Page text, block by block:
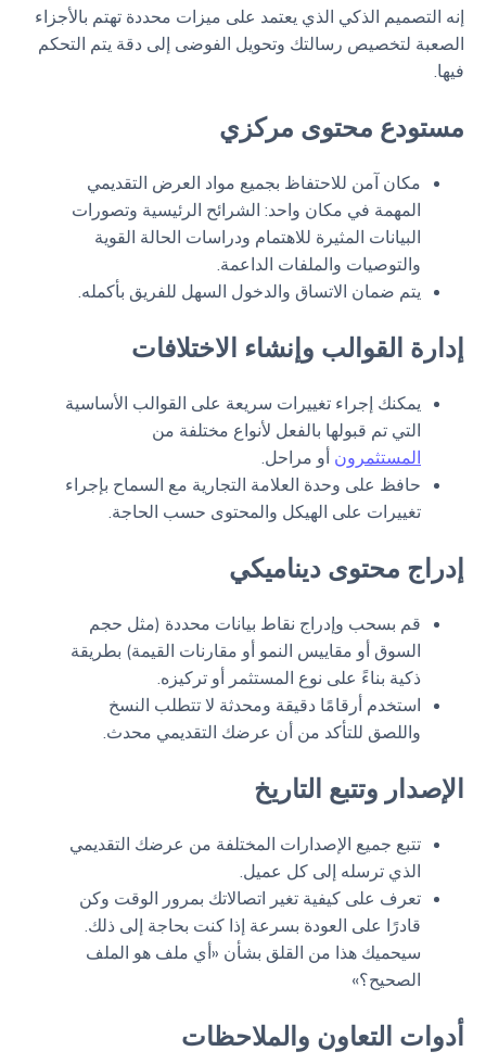
إنه التصميم الذكي الذي يعتمد على ميزات محددة تهتم بالأجزاء
الصعبة لتخصيص رسالتك وتحويل الفوضى إلى دقة يتم التحكم
فيها.
مستودع محتوى مركزي
مكان آمن للاحتفاظ بجميع مواد العرض التقديمي
المهمة في مكان واحد: الشرائح الرئيسية وتصورات
البيانات المثيرة للاهتمام ودراسات الحالة القوية
والتوصيات والملفات الداعمة.
يتم ضمان الاتساق والدخول السهل للفريق بأكمله.
إدارة القوالب وإنشاء الاختلافات
يمكنك إجراء تغييرات سريعة على القوالب الأساسية
التي تم قبولها بالفعل لأنواع مختلفة من
المستثمرون أو مراحل.
حافظ على وحدة العلامة التجارية مع السماح بإجراء
تغييرات على الهيكل والمحتوى حسب الحاجة.
إدراج محتوى ديناميكي
قم بسحب وإدراج نقاط بيانات محددة (مثل حجم
السوق أو مقاييس النمو أو مقارنات القيمة) بطريقة
ذكية بناءً على نوع المستثمر أو تركيزه.
استخدم أرقامًا دقيقة ومحدثة لا تتطلب النسخ
واللصق للتأكد من أن عرضك التقديمي محدث.
الإصدار وتتبع التاريخ
تتبع جميع الإصدارات المختلفة من عرضك التقديمي
الذي ترسله إلى كل عميل.
تعرف على كيفية تغير اتصالاتك بمرور الوقت وكن
قادرًا على العودة بسرعة إذا كنت بحاجة إلى ذلك.
سيحميك هذا من القلق بشأن «أي ملف هو الملف
الصحيح؟»
أدوات التعاون والملاحظات